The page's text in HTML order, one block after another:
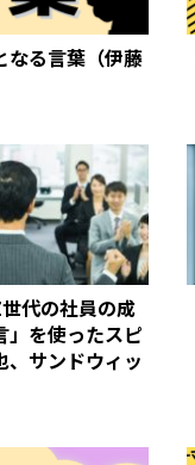
なる言葉（伊藤
世代の社員の成
」を使ったスピ
、サンドウィッ